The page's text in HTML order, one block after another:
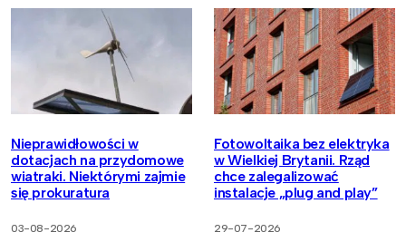
Nieprawidłowości w
dotacjach na przydomowe
wiatraki. Niektórymi zajmie
się prokuratura
03-08-2026
Fotowoltaika bez elektryka
w Wielkiej Brytanii. Rząd
chce zalegalizować
instalacje „plug and play”
29-07-2026